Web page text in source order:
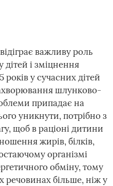
важливу роль
і зміцнення
років у сучасних дітей
шлунково-
припадає на
уникнути, потрібно з
щоб в раціоні дитини
жирів, білків,
організмі
обміну, тому
речовинах більше, ніж у